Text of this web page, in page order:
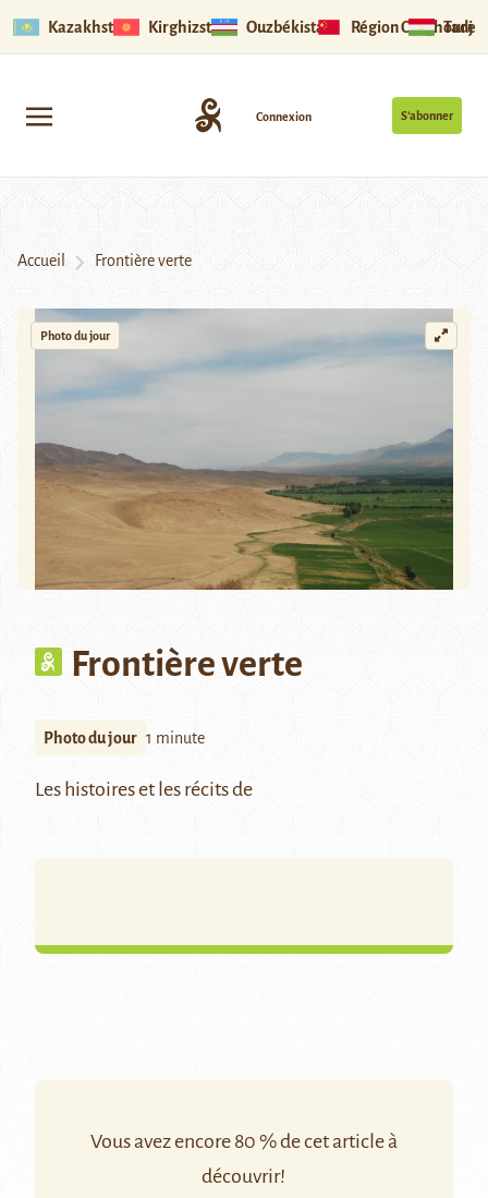
Kazakhstan Kirghizstan Ouzbékistan Région Ouïghoure
S’abonner
Connexion
Accueil Frontière verte
Photo du jour
Frontière verte
Photo du jour 1 minute
Les histoires et les récits de
Vous avez encore 80 % de cet article à
découvrir!